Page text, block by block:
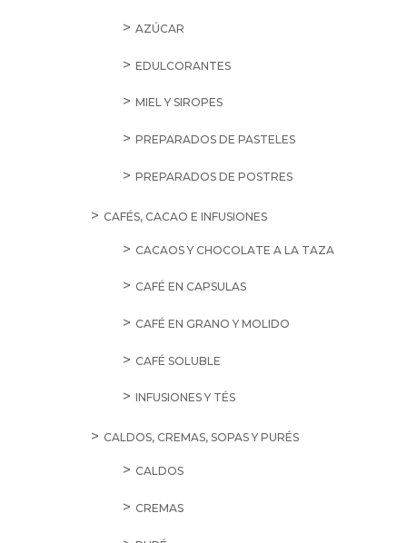
AZÚCAR
EDULCORANTES
MIEL Y SIROPES
PREPARADOS DE PASTELES
PREPARADOS DE POSTRES
CAFÉS, CACAO E INFUSIONES
CACAOS Y CHOCOLATE A LA TAZA
CAFÉ EN CAPSULAS
CAFÉ EN GRANO Y MOLIDO
CAFÉ SOLUBLE
INFUSIONES Y TÉS
CALDOS, CREMAS, SOPAS Y PURÉS
CALDOS
CREMAS